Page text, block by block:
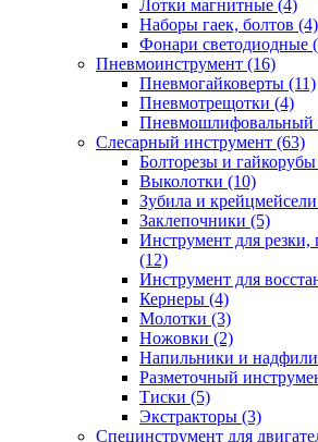
Лотки магнитные (4)
Наборы гаек, болтов (4)
Фонари светодиодные
Пневмоинструмент (16)
Пневмогайковерты (11)
Пневмотрещотки (4)
Пневмошлифовальный
Слесарный инструмент (63)
Болторезы и
Выколотки (10)
Зубила и
Заклепочники (5)
Инструмент для резки,
(12)
Инструмент для
Кернеры (4)
Молотки (3)
Ножовки (2)
Напильники и
Разметочный
Тиски (5)
Экстракторы (3)
Специнструмент для